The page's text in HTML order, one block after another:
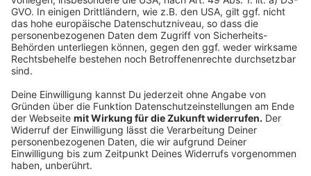
Was bei Kindern Kassenleistung ist:
Anzeige
Kinder haben vom 6. Lebensmonat bis zum 6.
Lebensjahr Anspruch auf insgesamt sechs
Früherkennungsuntersuchungen. Kinderarztpraxen
verweisen im gelben Kinderuntersuchungsheft darauf.
Falls eine Füllung nötig ist, erhalten Kinder unter 15
Jahren sowie Schwangere und Stillende auch im